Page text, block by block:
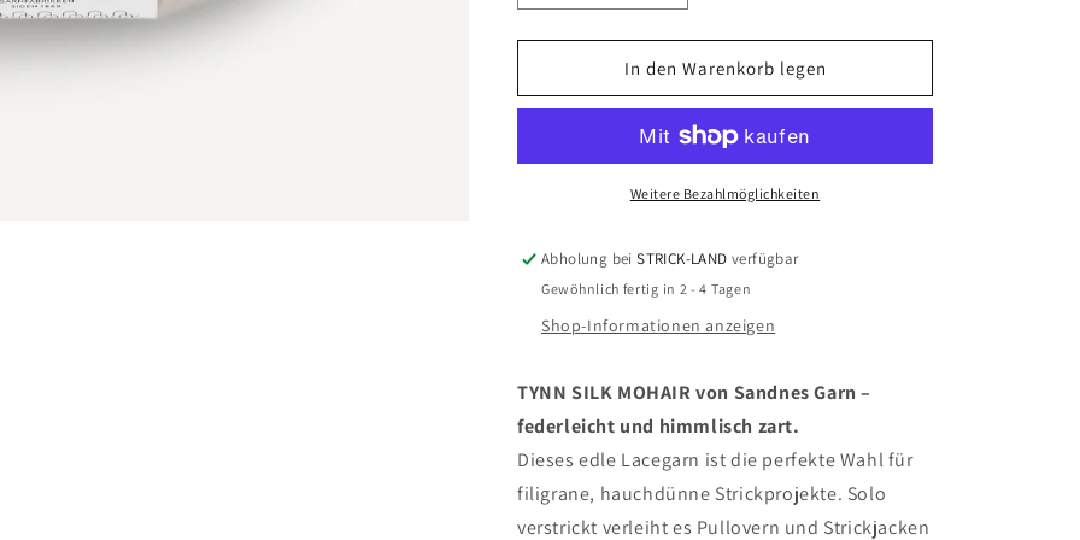
die
Menge
TYNN
die
Menge
für
TYNN
SILK
MOHAIR
In den Warenkorb legen
Weitere Bezahlmöglichkeiten
Abholung beiSTRICK-LAND verfügbar
Gewöhnlich fertig in 2 - 4 Tagen
Shop-Informationen anzeigen
TYNN SILK MOHAIR von Sandnes Garn –
federleicht und himmlisch zart.
Dieses edle Lacegarn ist die perfekte Wahl für
filigrane, hauchdünne Strickprojekte. Solo
verstrickt verleiht es Pullovern und Strickjacken